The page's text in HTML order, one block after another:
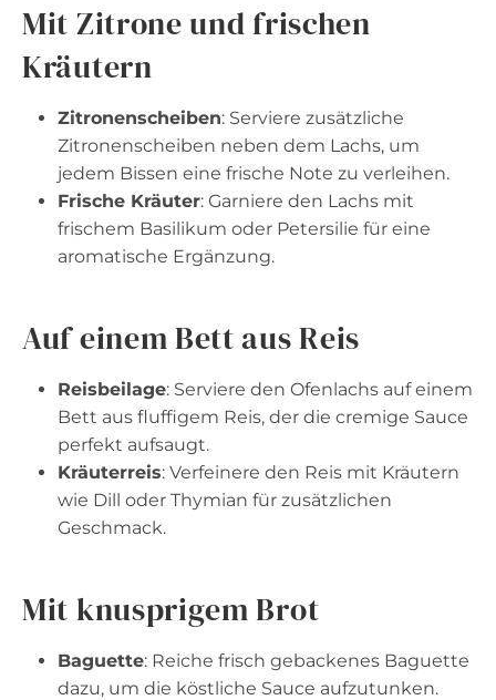
Mit Zitrone und frischen
Kräutern
Zitronenscheiben: Serviere zusätzliche
Zitronenscheiben neben dem Lachs, um
jedem Bissen eine frische Note zu verleihen.
Frische Kräuter: Garniere den Lachs mit
frischem Basilikum oder Petersilie für eine
aromatische Ergänzung.
Auf einem Bett aus Reis
Reisbeilage: Serviere den Ofenlachs auf einem
Bett aus fluffigem Reis, der die cremige Sauce
perfekt aufsaugt.
Kräuterreis: Verfeinere den Reis mit Kräutern
wie Dill oder Thymian für zusätzlichen
Geschmack.
Mit knusprigem Brot
Baguette: Reiche frisch gebackenes Baguette
dazu, um die köstliche Sauce aufzutunken.